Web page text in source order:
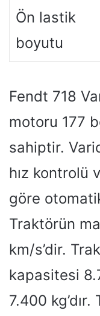
Ön lastik
boyutu
Fendt 718
motoru 177
sahiptir.
hız kontrolü
göre
Traktörün
km/s’dir.
kapasitesi
7.400